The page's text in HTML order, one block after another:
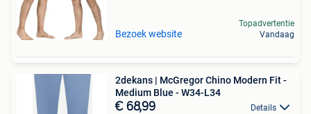
Bezoek website
Topadvertentie
Vandaag
2dekans | McGregor Chino Modern Fit -
Medium Blue - W34-L34
€ 68,99 Details